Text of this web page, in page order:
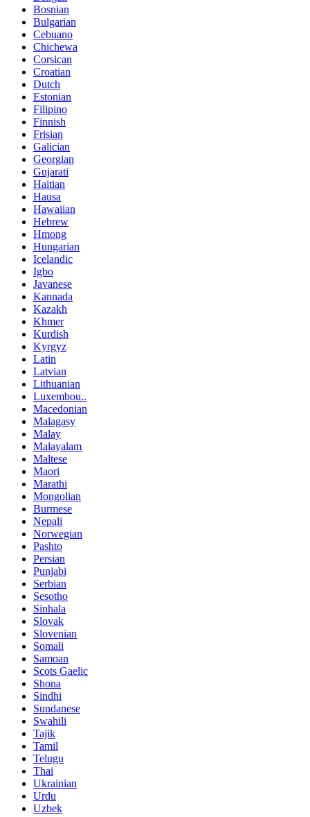
Bosnian
Bulgarian
Cebuano
Chichewa
Corsican
Croatian
Dutch
Estonian
Filipino
Finnish
Frisian
Galician
Georgian
Gujarati
Haitian
Hausa
Hawaiian
Hebrew
Hmong
Hungarian
Icelandic
Igbo
Javanese
Kannada
Kazakh
Khmer
Kurdish
Kyrgyz
Latin
Latvian
Lithuanian
Luxembou..
Macedonian
Malagasy
Malay
Malayalam
Maltese
Maori
Marathi
Mongolian
Burmese
Nepali
Norwegian
Pashto
Persian
Punjabi
Serbian
Sesotho
Sinhala
Slovak
Slovenian
Somali
Samoan
Scots Gaelic
Shona
Sindhi
Sundanese
Swahili
Tajik
Tamil
Telugu
Thai
Ukrainian
Urdu
Uzbek